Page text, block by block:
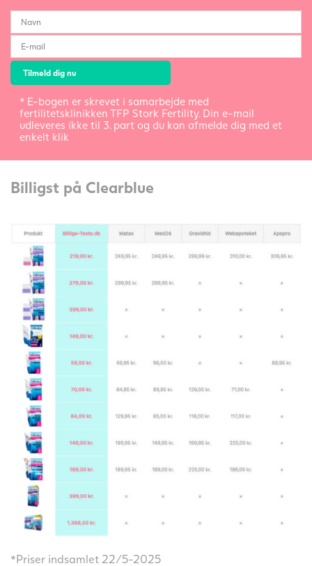
* E-bogen er skrevet i samarbejde med
fertilitetsklinikken TFP Stork Fertility. Din e-mail
udleveres ikke til 3. part og du kan afmelde dig med et
enkelt klik
Billigst på Clearblue
*Priser indsamlet 22/5-2025